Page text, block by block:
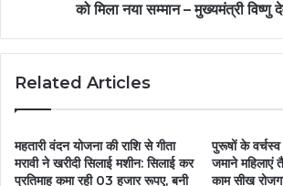
को मिला नया सम्मान – मुख्यमंत्री विष्णु
Related Articles
महतारी वंदन योजना की राशि से गीता
मरावी ने खरीदी सिलाई मशीन: सिलाई कर
प्रतिमाह कमा रही 03 हजार रूपए, बनी
पुरूषों के
जमाने महिलाएं
काम सीख